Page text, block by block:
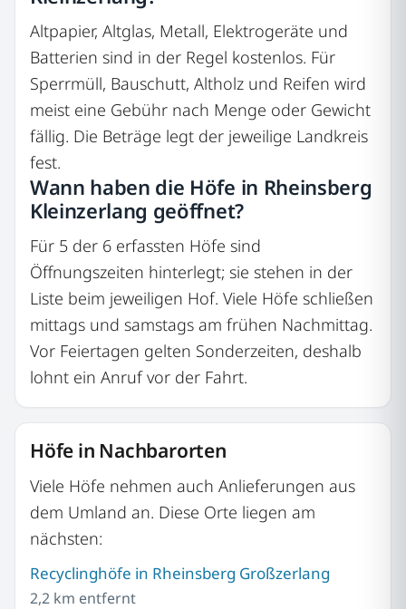
Altpapier, Altglas, Metall, Elektrogeräte und
Batterien sind in der Regel kostenlos. Für
Sperrmüll, Bauschutt, Altholz und Reifen wird
meist eine Gebühr nach Menge oder Gewicht
fällig. Die Beträge legt der jeweilige Landkreis
fest.
Wann haben die Höfe in Rheinsberg
Kleinzerlang geöffnet?
Für 5 der 6 erfassten Höfe sind
Öffnungszeiten hinterlegt; sie stehen in der
Liste beim jeweiligen Hof. Viele Höfe schließen
mittags und samstags am frühen Nachmittag.
Vor Feiertagen gelten Sonderzeiten, deshalb
lohnt ein Anruf vor der Fahrt.
Höfe in Nachbarorten
Viele Höfe nehmen auch Anlieferungen aus
dem Umland an. Diese Orte liegen am
nächsten:
Recyclinghöfe in Rheinsberg Großzerlang
2,2 km entfernt